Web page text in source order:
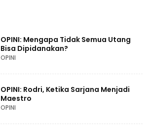
OPINI: Mengapa Tidak Semua Utang
Bisa Dipidanakan?
OPINI
OPINI: Rodri, Ketika Sarjana Menjadi
Maestro
OPINI